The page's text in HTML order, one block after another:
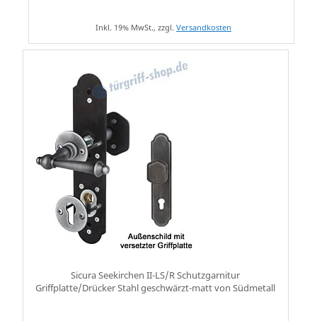
Inkl. 19% MwSt., zzgl. Versandkosten
Sicura Seekirchen II-LS/R Schutzgarnitur
Griffplatte/Drücker Stahl geschwärzt-matt von Südmetall